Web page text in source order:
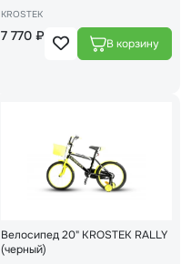
KROSTEK
7 770 ₽
Велосипед 20" KROSTEK RALLY
(черный)